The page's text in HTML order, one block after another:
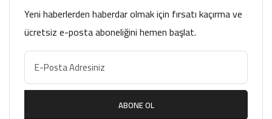
Yeni haberlerden haberdar olmak için fırsatı kaçırma ve
ücretsiz e-posta aboneliğini hemen başlat.
ABONE OL